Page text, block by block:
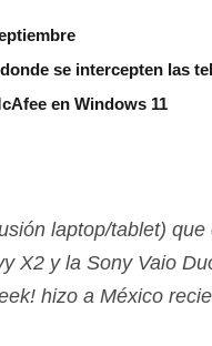
se intercepten las
en Windows 11
laptop/tablet) que
X2 y la Sony Vaio
hizo a México